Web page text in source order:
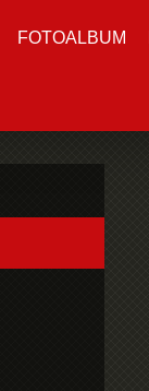
FOTOALBUM